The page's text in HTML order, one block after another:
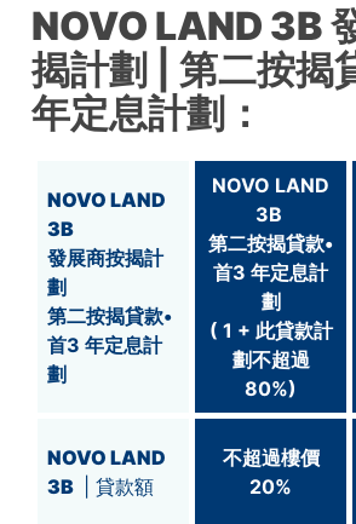
NOVO LAND 3B
揭計劃
| 第二按揭
年定息計劃：
NOVO LAND
3B
發展商按揭計
劃
第二按揭貸款•
首3 年定息計
劃
NOVO LAND
3B
第二按揭貸款•
首3 年定息計
劃
( 1 + 此貸款計
劃不超過
80%)
NOVO LAND
3B
| 貸款額
不超過樓價
20%